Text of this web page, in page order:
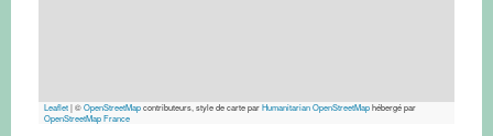
Leaflet|©OpenStreetMapcontributeurs, style de carte parHumanitarian OpenStreetMaphébergé par
OpenStreetMap France